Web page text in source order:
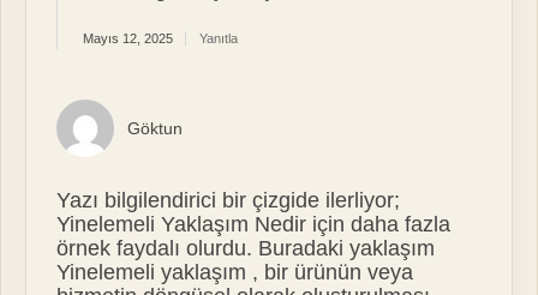
Mayıs 12, 2025 Yanıtla
Göktun
Yazı bilgilendirici bir çizgide ilerliyor;
Yinelemeli Yaklaşım Nedir için daha fazla
örnek faydalı olurdu. Buradaki yaklaşım
Yinelemeli yaklaşım , bir ürünün veya